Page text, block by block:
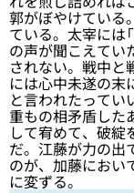
郭がぼやけている
ている。太宰には
の声が聞こえてい
されない。戦中と
には心中未遂の末
と言われたってい
重もの相矛盾した
して宥めて、破綻
だ。江藤が力の出
のが、加藤におい
に変ずる。